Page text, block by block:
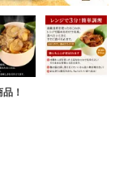
！